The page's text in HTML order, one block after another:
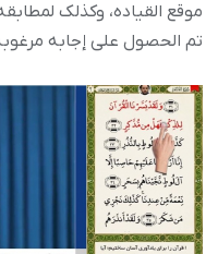
موقع القیاده، وکذلک
تم الحصول على إجابه